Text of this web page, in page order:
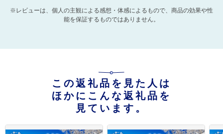
※レビューは、個人の主観による感想・体感によるもので、商品の効果や性
能を保証するものではありません。
この返礼品を見た人は
ほかにこんな返礼品を
見ています。